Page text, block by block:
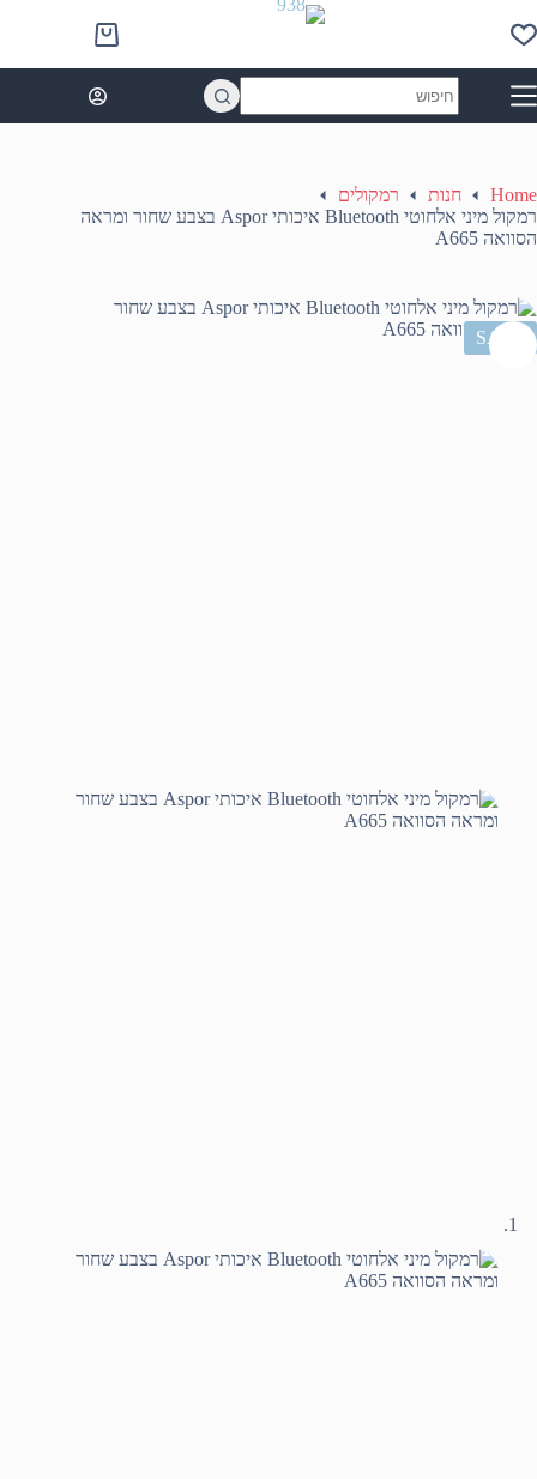
to
content
Shopping
cart
results
Home חנות
רמקולים
רמקול מיני אלחוטי Bluetooth איכותי Aspor בצבע שחור ומראה
הסוואה A665
SALE